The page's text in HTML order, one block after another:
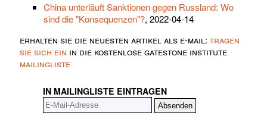
China unterläuft Sanktionen gegen Russland: Wo
sind die "Konsequenzen"?, 2022-04-14
erhalten sie die neuesten artikel als e-mail: tragen
sie sich ein in die kostenlose gatestone institute
mailingliste
IN MAILINGLISTE EINTRAGEN